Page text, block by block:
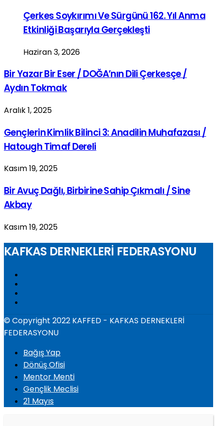
Çerkes Soykırımı Ve Sürgünü 162. Yıl Anma
Etkinliği Başarıyla Gerçekleşti
Haziran 3, 2026
Bir Yazar Bir Eser / DOĞA’nın Dili Çerkesçe /
Aydın Tokmak
Aralık 1, 2025
Gençlerin Kimlik Bilinci 3: Anadilin Muhafazası /
Hatough Timaf Dereli
Kasım 19, 2025
Bir Avuç Dağlı, Birbirine Sahip Çıkmalı / Sine
Akbay
Kasım 19, 2025
KAFKAS DERNEKLERİ FEDERASYONU
© Copyright 2022 KAFFED - KAFKAS DERNEKLERİ
FEDERASYONU
Bağış Yap
Dönüş Ofisi
Mentor Menti
Gençlik Meclisi
21 Mayıs